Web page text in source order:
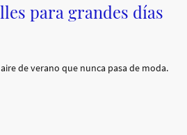
para grandes días
de verano que nunca pasa de moda.